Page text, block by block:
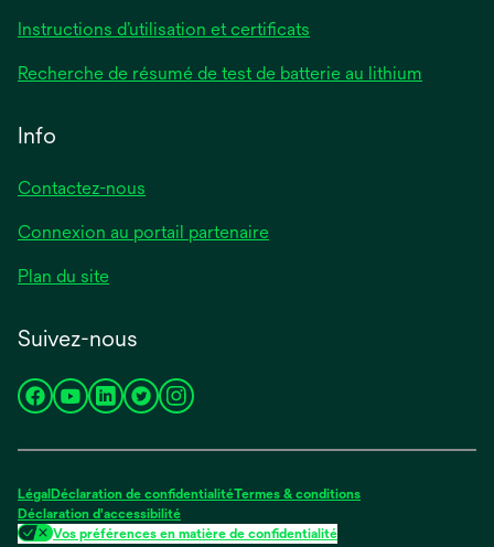
Instructions d’utilisation et certificats
Recherche de résumé de test de batterie au lithium
Info
Contactez-nous
Connexion au portail partenaire
Plan du site
Suivez-nous
s’ouvre
nouvel
onglet
s’ouvre
nouvel
onglet
s’ouvre
nouvel
onglet
s’ouvre
nouvel
onglet
s’ouvre
nouvel
onglet
Légal Déclaration de confidentialitéTermes & conditions
Déclaration d'accessibilité
Vos préférences en matière de confidentialité